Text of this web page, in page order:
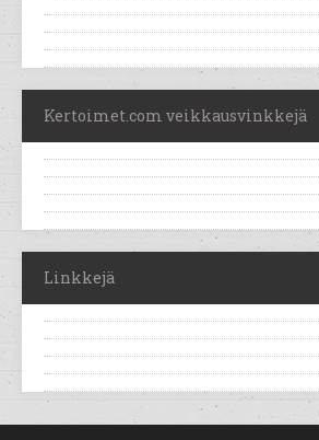
Kertoimet.com veikkausvinkkejä
Linkkejä